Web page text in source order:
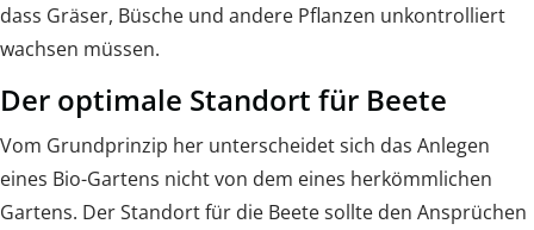
dass Gräser, Büsche und andere Pflanzen unkontrolliert
wachsen müssen.
Der optimale Standort für Beete
Vom Grundprinzip her unterscheidet sich das Anlegen
eines Bio-Gartens nicht von dem eines herkömmlichen
Gartens. Der Standort für die Beete sollte den Ansprüchen